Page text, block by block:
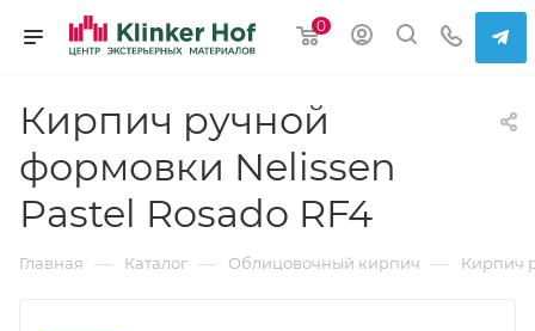
0
Кирпич ручной
формовки Nelissen
Pastel Rosado RF4
Главная — Каталог — Облицовочный кирпич — Кирпич